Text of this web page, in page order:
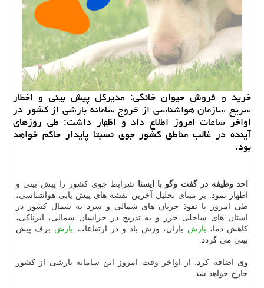
خرید و فروش حیوان خانگی: مدیركل پیش بینی و اخطار
سریع سازمان هواشناسی از خروج سامانه بارشی از كشور در
اواخر ساعات امروز اطلاع داد و اظهار داشت: طی روزهای
آینده در غالب مناطق كشور جوی نسبتا پایدار حاكم خواهد
بود.
احد وظیفه در گفت وگو با ایسنا شرایط جوی كشور را پیش بینی و
اظهار نمود: بر مبنای تحلیل آخرین نقشه های پیش یابی هواشناسی،
طی امروز با نفوذ جریان های شمالی و سرد به شمال كشور در
استان های ساحلی خزر و به تدریج در خراسان شمالی، ابرناكی،
كاهش دما، بارش باران، وزش باد و در ارتفاعات بارش برف پیش
بینی می گردد.
وی اضافه كرد: از اواخر وقت امروز این سامانه بارشی از كشور
خارج خواهد شد.